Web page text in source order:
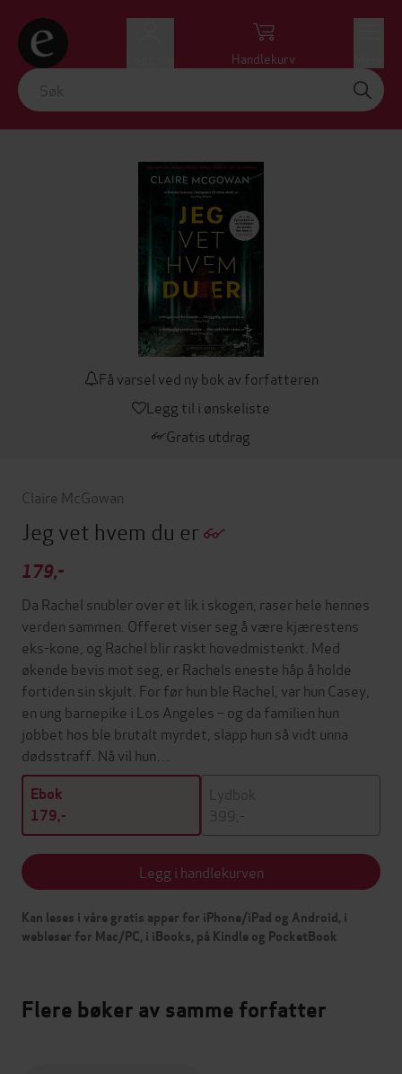
Handlekurv
Få varsel ved ny bok av forfatteren
Legg til i ønskeliste
Gratis utdrag
Claire McGowan
Jeg vet hvem du er
179,-
Da Rachel snubler over et lik i skogen, raser hele hennes
verden sammen. Offeret viser seg å være kjærestens
eks-kone, og Rachel blir raskt hovedmistenkt. Med
økende bevis mot seg, er Rachels eneste håp å holde
fortiden sin skjult. For før hun ble Rachel, var hun Casey,
en ung barnepike i Los Angeles – og da familien hun
jobbet hos ble brutalt myrdet, slapp hun så vidt unna
dødsstraff. Nå vil hun…
Ebok
179,-
Lydbok
399,-
Legg i handlekurven
Kan leses i våre gratis apper for iPhone/iPad og Android, i
webleser for Mac/PC, i iBooks, på Kindle og PocketBook
Flere bøker av samme forfatter